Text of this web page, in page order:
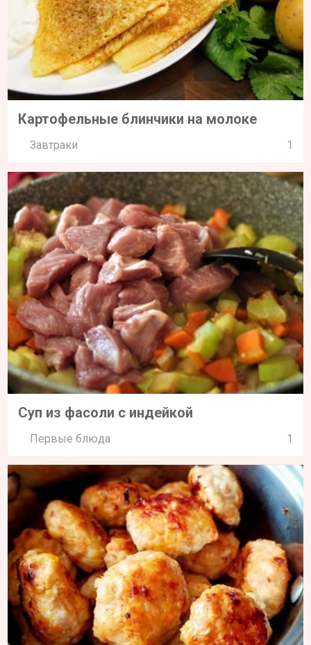
Картофельные блинчики на молоке
Завтраки 1
Суп из фасоли с индейкой
Первые блюда 1